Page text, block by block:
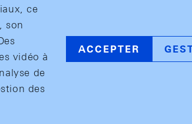
ce
son
vidéo à
de
des
ACCEPTER